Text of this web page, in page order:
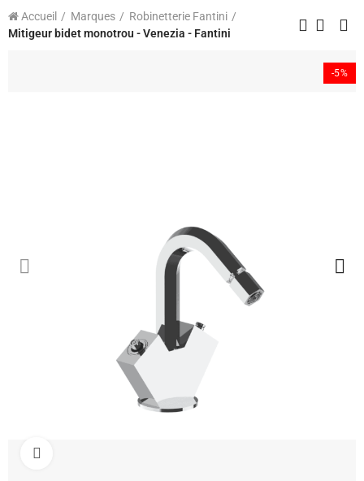
Accueil Marques
Robinetterie Fantini
Mitigeur bidet monotrou - Venezia - Fantini
-5%